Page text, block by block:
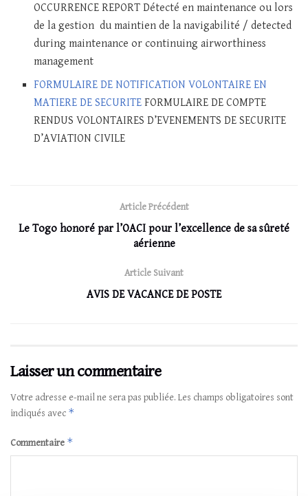
OCCURRENCE REPORT Détecté en maintenance ou lors
de la gestion du maintien de la navigabilité / detected
during maintenance or continuing airworthiness
management
FORMULAIRE DE NOTIFICATION VOLONTAIRE EN
MATIERE DE SECURITE FORMULAIRE DE COMPTE
RENDUS VOLONTAIRES D’EVENEMENTS DE SECURITE
D’AVIATION CIVILE
Article Précédent
Le Togo honoré par l’OACI pour l’excellence de sa sûreté
aérienne
Article Suivant
AVIS DE VACANCE DE POSTE
Laisser un commentaire
Votre adresse e-mail ne sera pas publiée. Les champs obligatoires sont
indiqués avec *
Commentaire *